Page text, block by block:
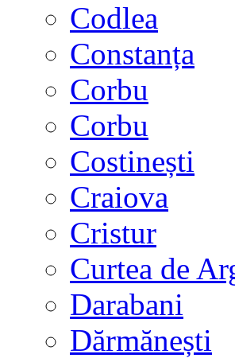
Codlea
Constanța
Corbu
Corbu
Costinești
Craiova
Cristur
Curtea de
Darabani
Dărmănești